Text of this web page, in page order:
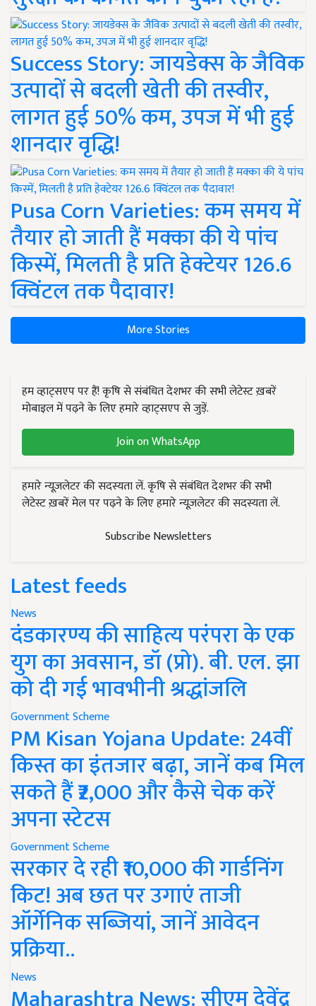
Success Story: जायडेक्स के जैविक
उत्पादों से बदली खेती की तस्वीर,
लागत हुई 50% कम, उपज में भी हुई
शानदार वृद्धि!
Pusa Corn Varieties: कम समय में
तैयार हो जाती हैं मक्का की ये पांच
किस्में, मिलती है प्रति हेक्टेयर 126.6
क्विंटल तक पैदावार!
More Stories
हम व्हाट्सएप पर हैं! कृषि से संबंधित देशभर की सभी लेटेस्ट ख़बरें
मोबाइल में पढ़ने के लिए हमारे व्हाट्सएप से जुड़ें.
Join on WhatsApp
हमारे न्यूज़लेटर की सदस्यता लें. कृषि से संबंधित देशभर की सभी
लेटेस्ट ख़बरें मेल पर पढ़ने के लिए हमारे न्यूज़लेटर की सदस्यता लें.
Subscribe Newsletters
Latest feeds
News
दंडकारण्य की साहित्य परंपरा के एक
युग का अवसान, डॉ (प्रो). बी. एल. झा
को दी गई भावभीनी श्रद्धांजलि
Government Scheme
PM Kisan Yojana Update: 24वीं
किस्त का इंतजार बढ़ा, जानें कब मिल
सकते हैं ₹2,000 और कैसे चेक करें
अपना स्टेटस
Government Scheme
सरकार दे रही ₹10,000 की गार्डनिंग
किट! अब छत पर उगाएं ताजी
ऑर्गेनिक सब्जियां, जानें आवेदन
प्रक्रिया..
News